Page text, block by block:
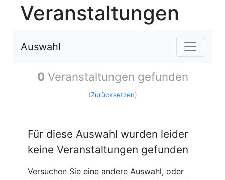
Veranstaltungen
Auswahl
0 Veranstaltungen gefunden
(Zurücksetzen)
Für diese Auswahl wurden leider
keine Veranstaltungen gefunden
Versuchen Sie eine andere Auswahl, oder